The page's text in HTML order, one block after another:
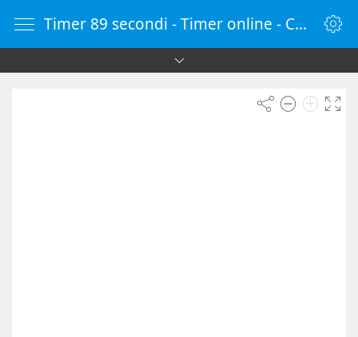
Timer 89 secondi - Timer online - Countdown